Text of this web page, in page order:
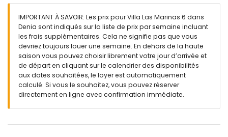
salle de bains en suite avec double lavabo, baignoire,
douche, toilettes et sèche-cheveux
salle de bains en suite avec lavabo simple, douche et
toilettes
salle de bains avec double lavabo, douche et toilettes
Extérieur de la villa
grand terrain clôturé
piscine privée mesurant 9 m x 5 m et 1,9 m de profondeur
magnifique jardin avec pelouse, gravier, arbres et mobilier
barbecue
IMPORTANT À SAVOIR: Les prix pour Villa Las Marinas 6 dans
Denia sont indiqués sur la liste de prix par semaine incluant
les frais supplémentaires. Cela ne signifie pas que vous
devriez toujours louer une semaine. En dehors de la haute
saison vous pouvez choisir librement votre jour d’arrivée et
de départ en cliquant sur le calendrier des disponibilités
aux dates souhaitées, le loyer est automatiquement
calculé. Si vous le souhaitez, vous pouvez réserver
directement en ligne avec confirmation immédiate.